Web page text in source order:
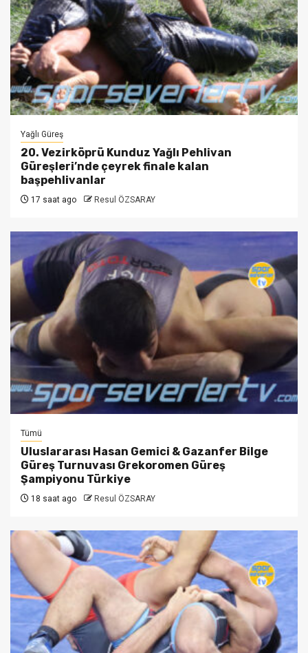
Yağlı Güreş
20. Vezirköprü Kunduz Yağlı Pehlivan
Güreşleri’nde çeyrek finale kalan
başpehlivanlar
17 saat ago Resul ÖZSARAY
Tümü
Uluslararası Hasan Gemici & Gazanfer Bilge
Güreş Turnuvası Grekoromen Güreş
Şampiyonu Türkiye
18 saat ago Resul ÖZSARAY